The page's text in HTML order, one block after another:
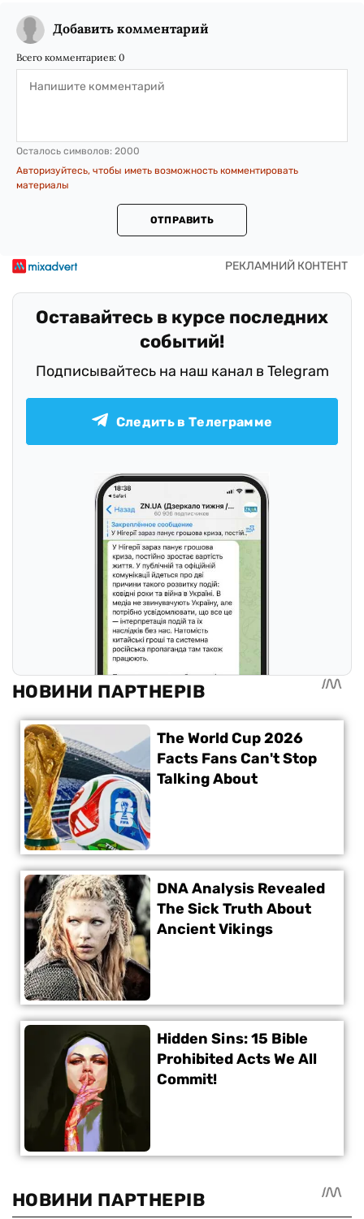
Добавить комментарий
Всего комментариев: 0
Осталось символов: 2000
Авторизуйтесь, чтобы иметь возможность комментировать
материалы
ОТПРАВИТЬ
Оставайтесь в курсе последних
событий!
Подписывайтесь на наш канал в Telegram
Следить в Телеграмме